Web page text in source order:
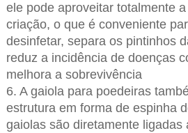
ele pode aproveitar totalmente
criação, o que é conveniente
desinfetar, separa os pintinhos
reduz a incidência de doenças
melhora a sobrevivência
6. A gaiola para poedeiras
estrutura em forma de espinha
gaiolas são diretamente ligadas